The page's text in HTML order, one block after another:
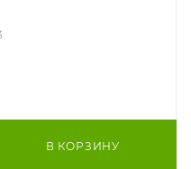
В КОРЗИНУ